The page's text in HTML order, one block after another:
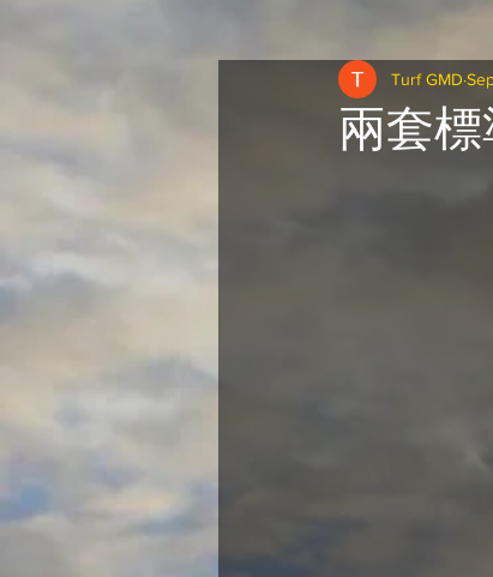
戈登說馬事 / 馬王哥頓
兩套
Turf GMD